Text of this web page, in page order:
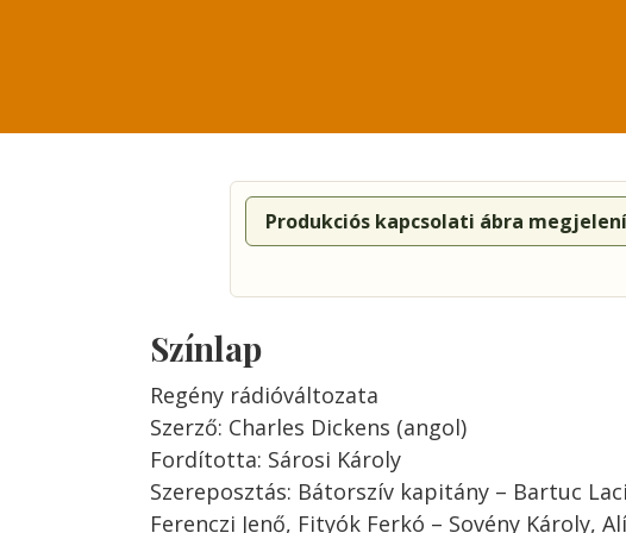
Produkciós kapcsolati ábra
Színlap
Regény rádióváltozata
Szerző: Charles Dickens (angol)
Fordította: Sárosi Károly
Szereposztás: Bátorszív kapitány – Bartuc
Ferenczi Jenő, Fityók Ferkó – Sovény Károly,